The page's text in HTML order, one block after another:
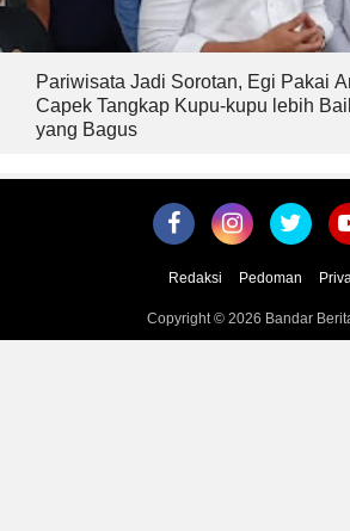
Pariwisata Jadi Sorotan, Egi Pakai
Capek Tangkap Kupu-kupu lebih
yang Bagus
Redaksi Pedoman
Copyright © 2026 Bandar